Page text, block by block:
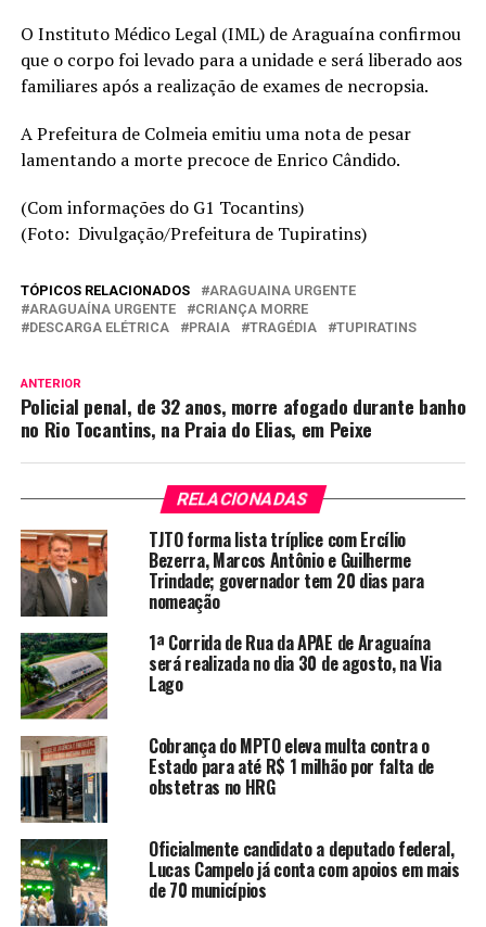
O Instituto Médico Legal (IML) de Araguaína confirmou
que o corpo foi levado para a unidade e será liberado aos
familiares após a realização de exames de necropsia.
A Prefeitura de Colmeia emitiu uma nota de pesar
lamentando a morte precoce de Enrico Cândido.
(Com informações do G1 Tocantins)
(Foto: Divulgação/Prefeitura de Tupiratins)
TÓPICOS RELACIONADOS
ARAGUAINA URGENTE
ARAGUAÍNA URGENTE
CRIANÇA MORRE
DESCARGA ELÉTRICA
PRAIA TRAGÉDIA TUPIRATINS
ANTERIOR
Policial penal, de 32 anos, morre afogado durante banho
no Rio Tocantins, na Praia do Elias, em Peixe
RELACIONADAS
TJTO forma lista tríplice com Ercílio
Bezerra, Marcos Antônio e Guilherme
Trindade; governador tem 20 dias para
nomeação
1ª Corrida de Rua da APAE de Araguaína
será realizada no dia 30 de agosto, na Via
Lago
Cobrança do MPTO eleva multa contra o
Estado para até R$ 1 milhão por falta de
obstetras no HRG
Oficialmente candidato a deputado federal,
Lucas Campelo já conta com apoios em mais
de 70 municípios